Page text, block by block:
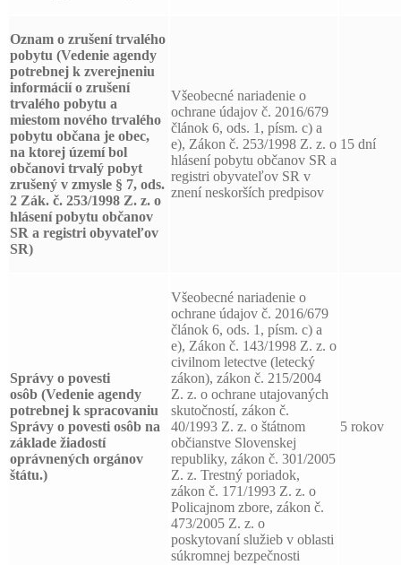
Oznam o zrušení trvalého
pobytu (Vedenie agendy
potrebnej k zverejneniu
informácií o zrušení
trvalého pobytu a
miestom nového trvalého
pobytu občana je obec,
na ktorej území bol
občanovi trvalý pobyt
zrušený v zmysle § 7, ods.
2 Zák. č. 253/1998 Z. z. o
hlásení pobytu občanov
SR a registri obyvateľov
SR)
Všeobecné nariadenie o
ochrane údajov č. 2016/679
článok 6, ods. 1, písm. c) a
e), Zákon č. 253/1998 Z. z. o
hlásení pobytu občanov SR a
registri obyvateľov SR v
znení neskorších predpisov
15 dní
Správy o povesti
osôb (Vedenie agendy
potrebnej k spracovaniu
Správy o povesti osôb na
základe žiadostí
oprávnených orgánov
štátu.)
Všeobecné nariadenie o
ochrane údajov č. 2016/679
článok 6, ods. 1, písm. c) a
e), Zákon č. 143/1998 Z. z. o
civilnom letectve (letecký
zákon), zákon č. 215/2004
Z. z. o ochrane utajovaných
skutočností, zákon č.
40/1993 Z. z. o štátnom
občianstve Slovenskej
republiky, zákon č. 301/2005
Z. z. Trestný poriadok,
zákon č. 171/1993 Z. z. o
Policajnom zbore, zákon č.
473/2005 Z. z. o
poskytovaní služieb v oblasti
súkromnej bezpečnosti
5 rokov